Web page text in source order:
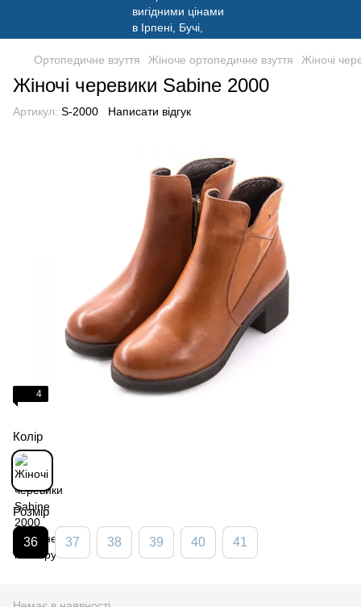
Ортопедичне взуття Жіноче ортопедичне взуття Жіночі
Жіночі черевики Sabine 2000
Артикул: S-2000 Написати відгук
4
Колір
Розмір
36 37 38 39 40 41